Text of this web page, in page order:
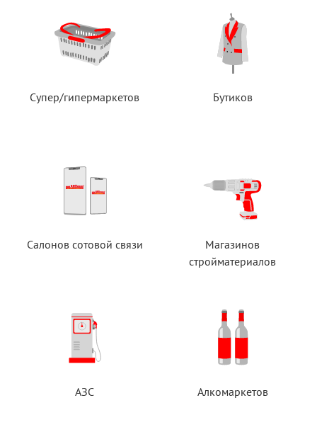
Супер/гипермаркетов Бутиков
Салонов сотовой связи
Магазинов
стройматериалов
АЗС Алкомаркетов